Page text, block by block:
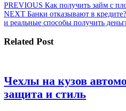
Навигация
по
PREVIOUS Предыдущая
запись:
Как получить займ с
NEXT Следующая
запись:
Банки отказывают в
и реальные способы получить
Related Post
Чехлы на кузов
защита и стиль